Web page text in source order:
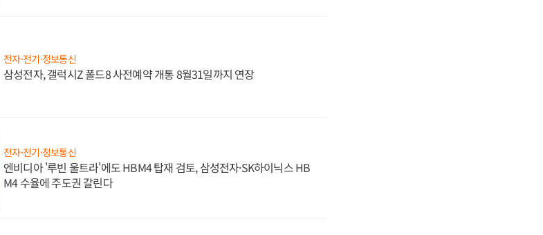
전자·전기·정보통신
삼성전자, 갤럭시Z 폴드8 사전예약 개통 8월31일까지 연장
전자·전기·정보통신
엔비디아 '루빈 울트라'에도 HBM4 탑재 검토, 삼성전자·SK하이닉스 HB
M4 수율에 주도권 갈린다